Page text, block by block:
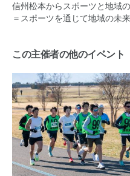
信州松本からスポーツと地域
＝スポーツを通じて地域の未
この主催者の他のイベント